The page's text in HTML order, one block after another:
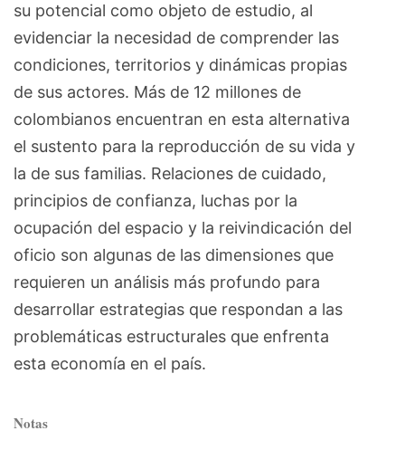
su potencial como objeto de estudio, al
evidenciar la necesidad de comprender las
condiciones, territorios y dinámicas propias
de sus actores. Más de 12 millones de
colombianos encuentran en esta alternativa
el sustento para la reproducción de su vida y
la de sus familias. Relaciones de cuidado,
principios de confianza, luchas por la
ocupación del espacio y la reivindicación del
oficio son algunas de las dimensiones que
requieren un análisis más profundo para
desarrollar estrategias que respondan a las
problemáticas estructurales que enfrenta
esta economía en el país.
Notas